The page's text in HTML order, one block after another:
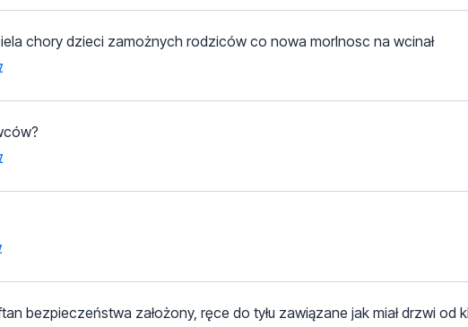
chory dzieci zamożnych rodziców co nowa morlnosc na wcinał
bezpieczeństwa założony, ręce do tyłu zawiązane jak miał drzwi od